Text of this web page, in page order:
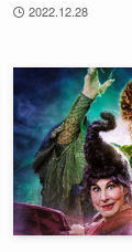
2022.12.28